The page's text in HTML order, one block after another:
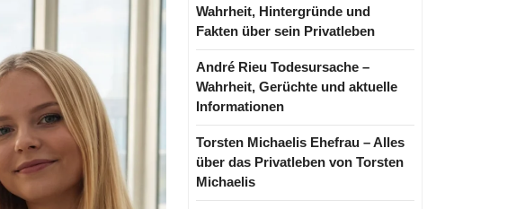
Wahrheit, Hintergründe und
Fakten über sein Privatleben
André Rieu Todesursache –
Wahrheit, Gerüchte und aktuelle
Informationen
Torsten Michaelis Ehefrau – Alles
über das Privatleben von Torsten
Michaelis